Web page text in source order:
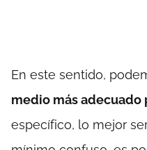
En este sentido,
medio más adecuado
específico, lo mejor